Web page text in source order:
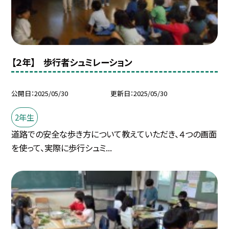
【２年】 歩行者シュミレーション
公開日 2025/05/30 更新日 2025/05/30
2年生
道路での安全な歩き方について教えていただき、４つの画面
を使って、実際に歩行シュミ...